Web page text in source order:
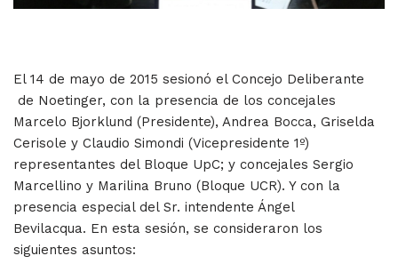
El 14 de mayo de 2015 sesionó el Concejo Deliberante
de Noetinger, con la presencia de los concejales
Marcelo Bjorklund (Presidente), Andrea Bocca, Griselda
Cerisole y Claudio Simondi (Vicepresidente 1º)
representantes del Bloque UpC; y concejales Sergio
Marcellino y Marilina Bruno (Bloque UCR). Y con la
presencia especial del Sr. intendente Ángel
Bevilacqua. En esta sesión, se consideraron los
siguientes asuntos: